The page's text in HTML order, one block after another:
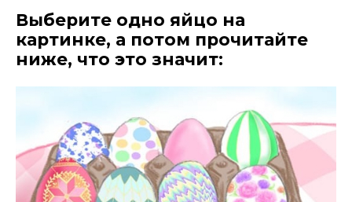
Выберите одно яйцо на
картинке, а потом прочитайте
ниже, что это значит: